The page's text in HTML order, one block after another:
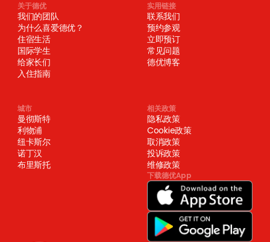
关于德优
我们的团队
为什么喜爱德优？
住宿生活
国际学生
给家长们
入住指南
实用链接
联系我们
预约参观
立即预订
常见问题
德优博客
城市
曼彻斯特
利物浦
纽卡斯尔
诺丁汉
布里斯托
相关政策
隐私政策
Cookie政策
取消政策
投诉政策
维修政策
下载德优App